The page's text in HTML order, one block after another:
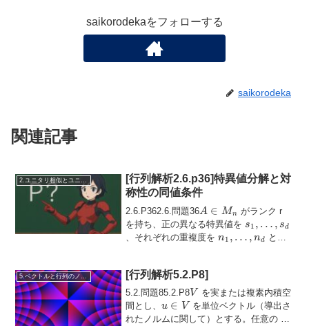
saikorodekaをフォローする
saikorodeka
関連記事
2.ユニタリ相似とユニタリ同値
[行列解析2.6.p36]特異値分解と対
称性の同値条件
2.6.P362.6.問題36A
\in
M_n
A ∈ Mn がランク r
を持ち、正の異なる特異値を s_1,
\ldots,
s1 , … , sd
、それぞれの重複度をn_1,
n1 , … , nd
と
5.ベクトルと行列のノルム [行列解析5.2.P8]
5.2.問題85.2.P8V
V
を実または複素内積空
間とし、u
\in
u ∈ V を単位ベクトル（導出さ
れたノルムに関して）とする。任意の x